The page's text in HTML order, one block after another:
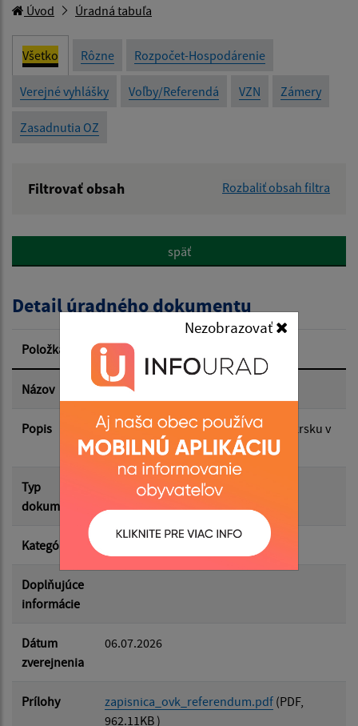
Úvod Úradná tabuľa
Všetko Rôzne Rozpočet-Hospodárenie
Verejné vyhlášky Voľby/Referendá VZN Zámery
Zasadnutia OZ
Filtrovať obsah Rozbaliť obsah filtra
Popis:
Dátum zverejnenia od:
Dátum zverejnenia do:
Filtrovať Reset
späť
Detail úradného dokumentu
Položka Informácia
Názov Zápisnica z OVK
Popis
výsledky hlasovania vo volebnom okrsku v
referende
Typ
dokumentu
Voľby/Referendá
Kategória
Doplňujúce
informácie
Dátum
zverejnenia
06.07.2026
Prílohy zapisnica_ovk_referendum.pdf (PDF,
962.11KB )
Nezobrazovať